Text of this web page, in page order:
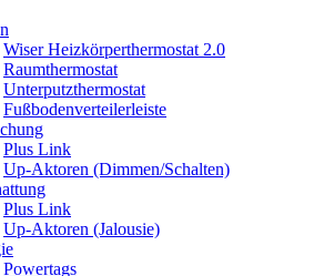
Wiser Heizkörperthermostat 2.0
Raumthermostat
Unterputzthermostat
Fußbodenverteilerleiste
Plus Link
Up-Aktoren (Dimmen/Schalten)
Plus Link
Up-Aktoren (Jalousie)
Powertags